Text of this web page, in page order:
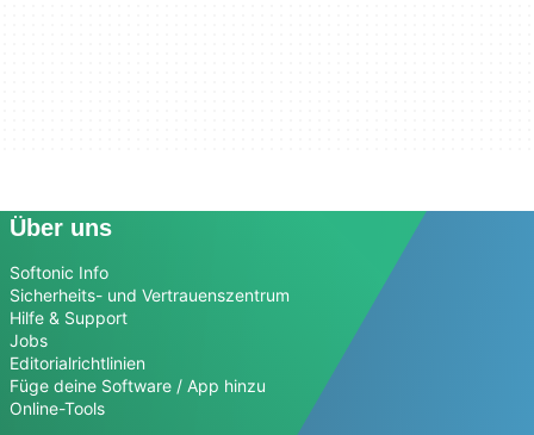
Über uns
Softonic Info
Sicherheits- und Vertrauenszentrum
Hilfe & Support
Jobs
Editorialrichtlinien
Füge deine Software / App hinzu
Online-Tools